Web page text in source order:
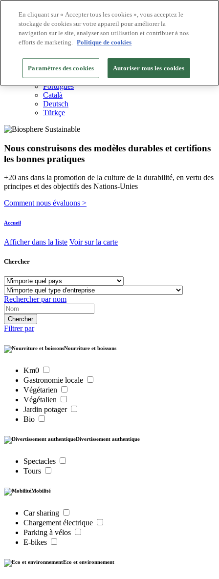
Destinations Biosphere
Entreprises Biosphere
Comment nous valorisons
FR
English
Español
Português
Català
Deutsch
Türkçe
Nous construisons des modèles durables et certifions
les bonnes pratiques
+20 ans dans la promotion de la culture de la durabilité, en vertu des
principes et des objectifs des Nations-Unies
Comment nous évaluons >
Accueil
Afficher dans la liste Voir sur la carte
Chercher
Rechercher par nom
Filtrer par
Nourriture et boissons
Km0
Gastronomie locale
Végétarien
Végétalien
Jardin potager
Bio
Divertissement authentique
Spectacles
Tours
Mobilité
Car sharing
Chargement électrique
Parking à vélos
E-bikes
Eco et environnement
En cliquant sur « Accepter tous les cookies », vous acceptez le
stockage de cookies sur votre appareil pour améliorer la
navigation sur le site, analyser son utilisation et contribuer à nos
efforts de marketing. Politique de cookies
Paramètres des cookies Autoriser tous les cookies